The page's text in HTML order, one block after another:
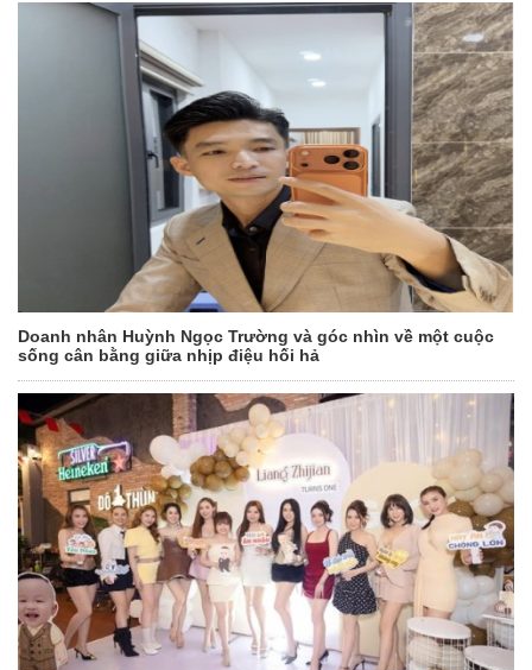
Doanh nhân Huỳnh Ngọc Trường và góc nhìn về một cuộc
sống cân bằng giữa nhịp điệu hối hả